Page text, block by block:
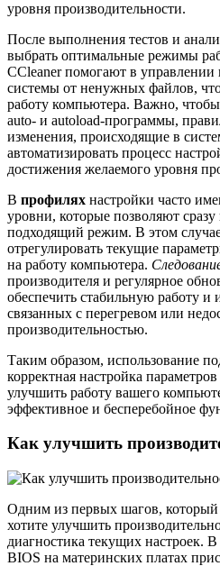
уровня производительности.
После выполнения тестов и
выбрать оптимальные режимы
CCleaner помогают в
системы от ненужных файлов,
работу компьютера. Важно,
auto- и autoload-программы,
изменения, происходящие в
автоматизировать процесс
достижения желаемого уровня
В профилях настройки часто
уровни, которые позволяют
подходящий режим. В этом
отрегулировать текущие
на работу компьютера.
производителя и регулярное
обеспечить стабильную работу и
связанных с перегревом или
производительностью.
Таким образом, использование
корректная настройка
улучшить работу вашего
эффективное и бесперебойное
Как улучшить
Одним из первых шагов, который
хотите улучшить
диагностика текущих настроек.
BIOS на материнских платах